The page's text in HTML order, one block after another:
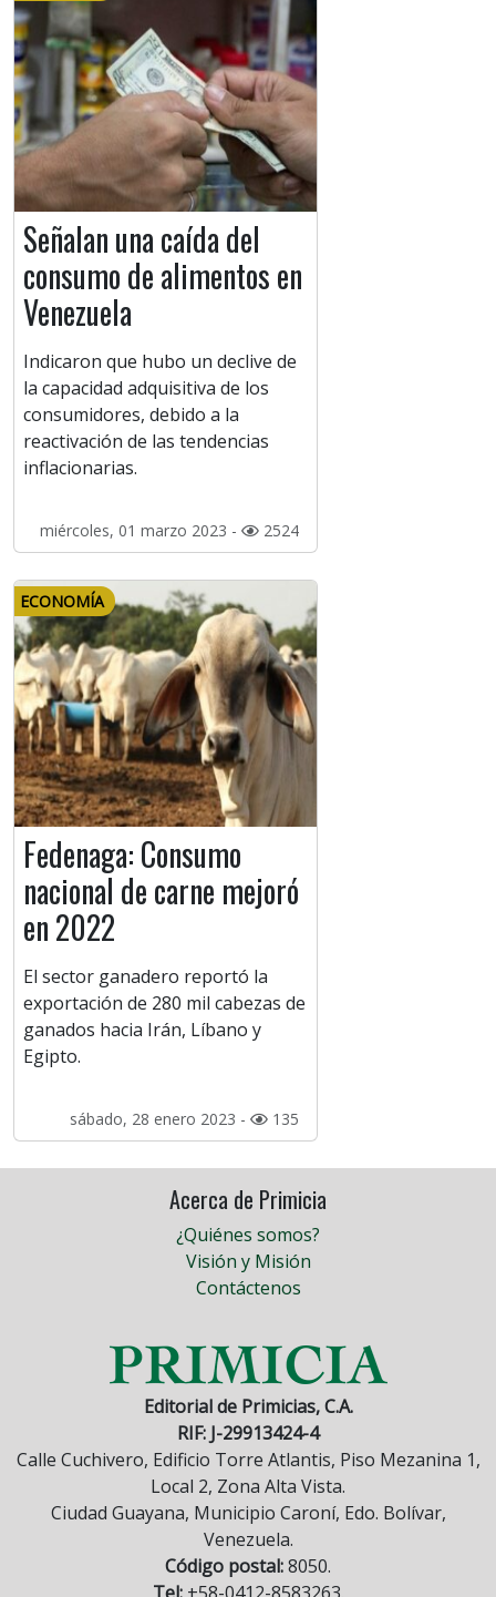
Señalan una caída del
consumo de alimentos en
Venezuela
Indicaron que hubo un declive de
la capacidad adquisitiva de los
consumidores, debido a la
reactivación de las tendencias
inflacionarias.
miércoles, 01 marzo 2023 - 2524
ECONOMÍA
Fedenaga: Consumo
nacional de carne mejoró
en 2022
El sector ganadero reportó la
exportación de 280 mil cabezas de
ganados hacia Irán, Líbano y
Egipto.
sábado, 28 enero 2023 - 135
Acerca de Primicia
¿Quiénes somos?
Visión y Misión
Contáctenos
Editorial de Primicias, C.A.
RIF: J-29913424-4
Calle Cuchivero, Edificio Torre Atlantis, Piso Mezanina 1,
Local 2, Zona Alta Vista.
Ciudad Guayana, Municipio Caroní, Edo. Bolívar,
Venezuela.
Código postal:8050.